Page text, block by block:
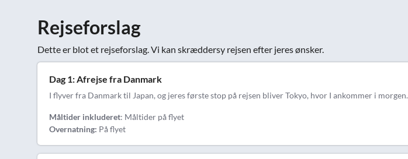
Rejseforslag
Dette er blot et rejseforslag. Vi kan skræddersy rejsen efter jeres ønsker.
Dag 1: Afrejse fra Danmark
I flyver fra Danmark til Japan, og jeres første stop på rejsen bliver Tokyo, hvor I ankommer i morgen.
Måltider inkluderet: Måltider på flyet
Overnatning: På flyet